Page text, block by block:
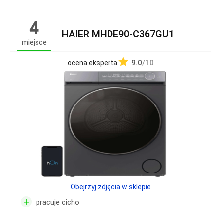
4
miejsce
HAIER MHDE90-C367GU1
ocena eksperta 9.0/10
+ pracuje cicho
Obejrzyj zdjęcia w sklepie